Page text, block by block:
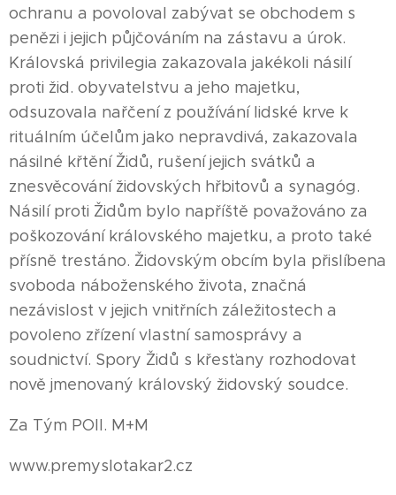
ochranu a povoloval zabývat se obchodem s
penězi i jejich půjčováním na zástavu a úrok.
Královská privilegia zakazovala jakékoli násilí
proti žid. obyvatelstvu a jeho majetku,
odsuzovala nařčení z používání lidské krve k
rituálním účelům jako nepravdivá, zakazovala
násilné křtění Židů, rušení jejich svátků a
znesvěcování židovských hřbitovů a synagóg.
Násilí proti Židům bylo napříště považováno za
poškozování královského majetku, a proto také
přísně trestáno. Židovským obcím byla přislíbena
svoboda náboženského života, značná
nezávislost v jejich vnitřních záležitostech a
povoleno zřízení vlastní samosprávy a
soudnictví. Spory Židů s křesťany rozhodovat
nově jmenovaný královský židovský soudce.
Za Tým POII. M+M
www.premyslotakar2.cz